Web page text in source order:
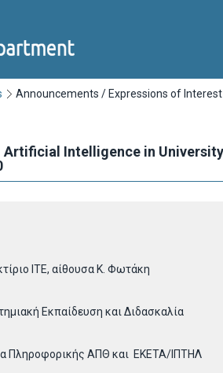
Announcements / Expressions of Interest
Artificial Intelligence in
ΙΤΕ, αίθουσα Κ. Φωτάκη
Εκπαίδευση και Διδασκαλία
Πληροφορικής ΑΠΘ και ΕΚΕΤΑ/ΙΠΤΗΛ